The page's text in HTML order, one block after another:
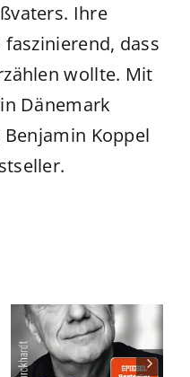
Ihre
dass
wollte. Mit
Dänemark
Koppel